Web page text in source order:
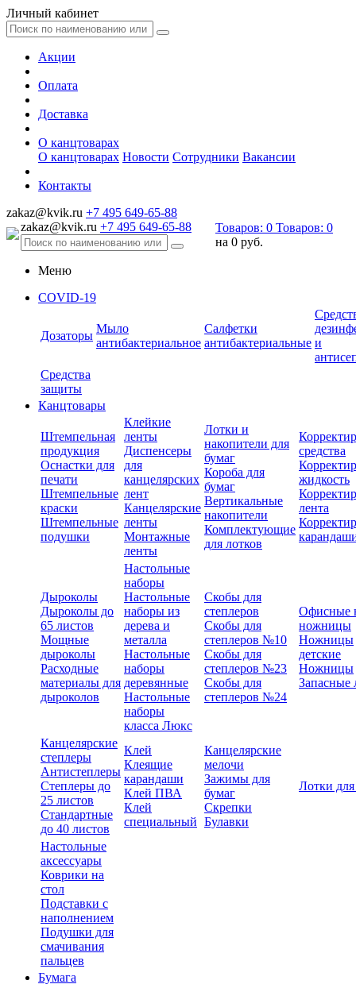
Личный кабинет
Акции
Оплата
Доставка
О канцтоварах
О канцтоварах Новости Сотрудники Вакансии
Контакты
zakaz@kvik.ru +7 495 649-65-88
zakaz@kvik.ru +7 495 649-65-88 Товаров: 0 Товаров: 0
на 0 руб.
Меню
COVID-19
Дозаторы
Мыло
антибактериальное
Салфетки
антибактериальные и
Средства
защиты
Канцтовары
Штемпельная
продукция
Оснастки для
печати
Штемпельные
краски
Штемпельные
подушки
Клейкие
ленты
Диспенсеры
для
канцелярских
лент
Канцелярские
ленты
Монтажные
ленты
Лотки и
накопители для
бумаг
Короба для
бумаг
Вертикальные
накопители
Комплектующие
для лотков
средства
жидкость
лента
Дыроколы
Дыроколы до
65 листов
Мощные
дыроколы
Расходные
материалы для
дыроколов
Настольные
наборы
Настольные
наборы из
дерева и
металла
Настольные
наборы
деревянные
Настольные
наборы
класса Люкс
Скобы для
степлеров
Скобы для
степлеров №10
Скобы для
степлеров №23
Скобы для
степлеров №24
Офисные
ножницы
Ножницы
детские
Ножницы
Запасные
Канцелярские
степлеры
Антистеплеры
Степлеры до
25 листов
Стандартные
до 40 листов
Клей
Клеящие
карандаши
Клей ПВА
Клей
специальный
Канцелярские
мелочи
Зажимы для
бумаг
Скрепки
Булавки
Лотки
Настольные
аксессуары
Коврики на
стол
Подставки с
наполнением
Подушки для
смачивания
пальцев
Бумага